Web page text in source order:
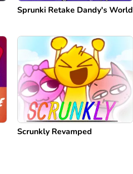
Sprunki Retake Dandy's World
Scrunkly Revamped